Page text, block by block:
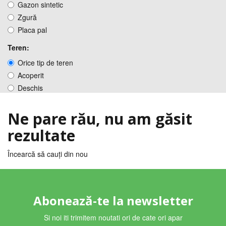
Gazon sintetic
Zgură
Placa pal
Teren:
Orice tip de teren
Acoperit
Deschis
Ne pare rău, nu am găsit
rezultate
Încearcă să cauți din nou
Abonează-te la newsletter
Si noi iti trimitem noutati ori de cate ori apar